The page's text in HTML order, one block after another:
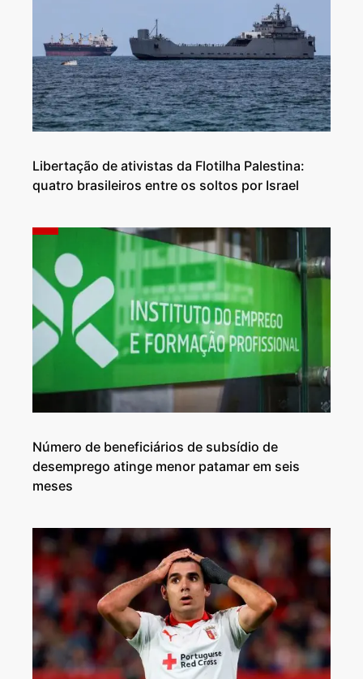
Libertação de ativistas da Flotilha Palestina:
quatro brasileiros entre os soltos por Israel
Número de beneficiários de subsídio de
desemprego atinge menor patamar em seis
meses